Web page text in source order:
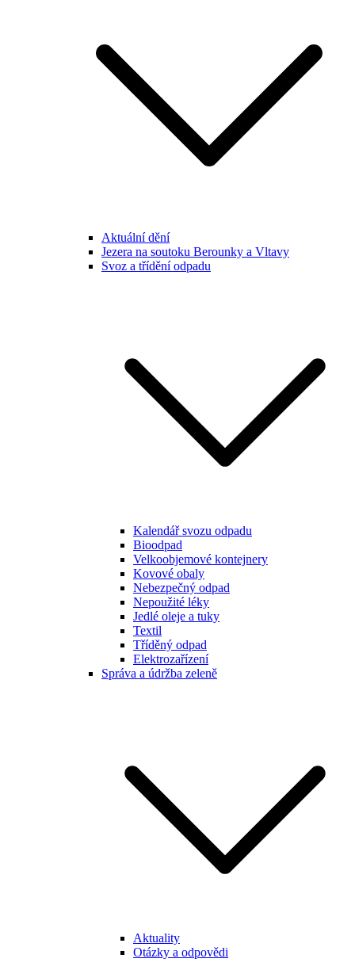
Aktuální dění
Jezera na soutoku Berounky a Vltavy
Svoz a třídění odpadu
Kalendář svozu odpadu
Bioodpad
Velkoobjemové kontejnery
Kovové obaly
Nebezpečný odpad
Nepoužité léky
Jedlé oleje a tuky
Textil
Tříděný odpad
Elektrozařízení
Správa a údržba zeleně
Aktuality
Otázky a odpovědi